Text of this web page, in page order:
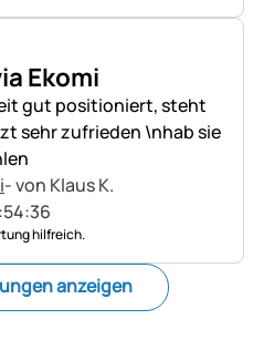
Ekomi
gut positioniert, steht
sehr zufrieden \nhab sie
- von Klaus K.
hilfreich.
anzeigen